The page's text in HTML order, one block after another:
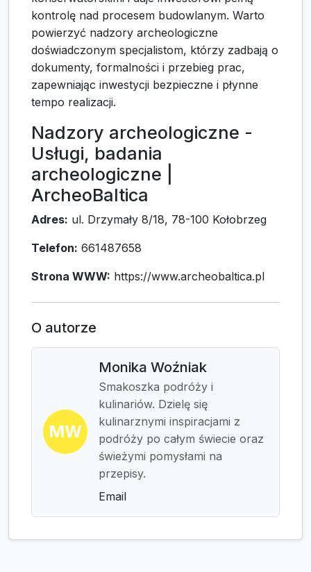
kontrolę nad procesem budowlanym. Warto
powierzyć nadzory archeologiczne
doświadczonym specjalistom, którzy zadbają o
dokumenty, formalności i przebieg prac,
zapewniając inwestycji bezpieczne i płynne
tempo realizacji.
Nadzory archeologiczne -
Usługi, badania
archeologiczne |
ArcheoBaltica
Adres: ul. Drzymały 8/18, 78-100 Kołobrzeg
Telefon: 661487658
Strona WWW: https://www.archeobaltica.pl
O autorze
MW
Monika Woźniak
Smakoszka podróży i
kulinariów. Dzielę się
kulinarznymi inspiracjami z
podróży po całym świecie oraz
świeżymi pomysłami na
przepisy.
Email